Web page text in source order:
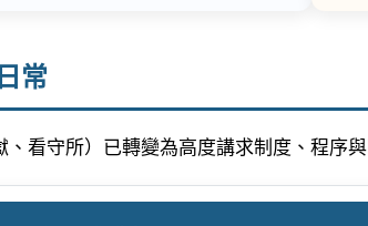
常
看守所）已轉變為高度講求制度、程序